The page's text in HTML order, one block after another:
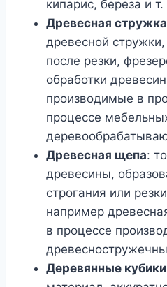
кипарис, береза ​​и т.
Древесная стружка
древесной
после резки,
обработки
производимые в
процессе
Древесная щепа:
древесины,
строгания или
например
в процессе
Деревянные кубики